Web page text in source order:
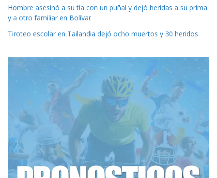
Hombre asesinó a su tía con un puñal y dejó heridas a su prima
y a otro familiar en Bolívar
Tiroteo escolar en Tailandia dejó ocho muertos y 30 heridos